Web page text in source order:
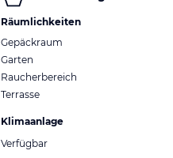
Räumlichkeiten
Gepäckraum
Garten
Raucherbereich
Terrasse
Klimaanlage
Verfügbar